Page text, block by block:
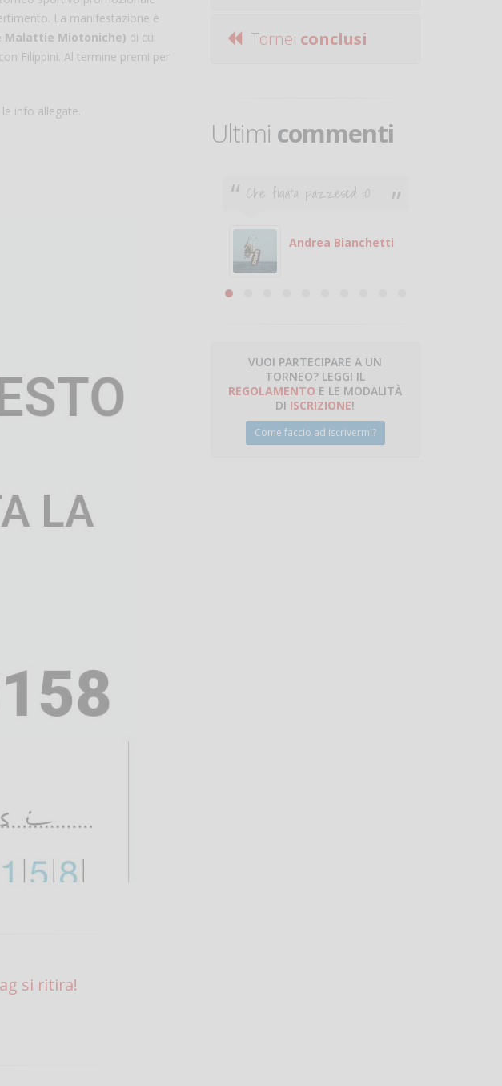
La manifestazione è
Malattie Miotoniche) di cui
Filippini. Al termine premi per
info allegate.
si ritira!
Tornei conclusi
Ultimi commenti
con
il numero
può fare
Catalano
Che figata pazzesca! :O
Andrea Bianchetti
Ciao. Sono a Treviglio da
puoi giocare fammi sapere.
VUOI PARTECIPARE A UN
TORNEO? LEGGI IL
REGOLAMENTO E LE MODALITÀ
DI ISCRIZIONE!
Come faccio ad iscrivermi?